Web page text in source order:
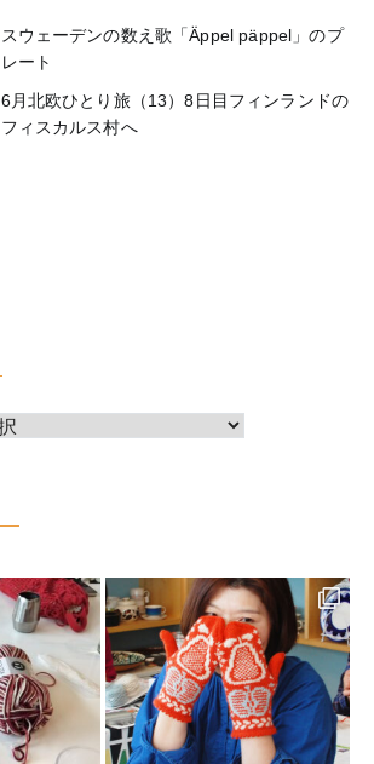
スウェーデンの数え歌「Äppel päppel」のプ
レート
6月北欧ひとり旅（13）8日目フィンランドの
フィスカルス村へ